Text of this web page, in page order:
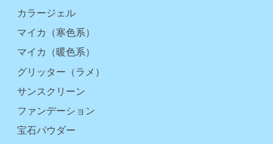
カラージェル
マイカ（寒色系）
マイカ（暖色系）
グリッター（ラメ）
サンスクリーン
ファンデーション
宝石パウダー